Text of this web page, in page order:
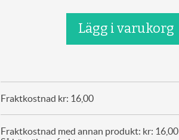
Fraktkostnad kr: 16,00
Fraktkostnad med annan produkt: kr: 16,00